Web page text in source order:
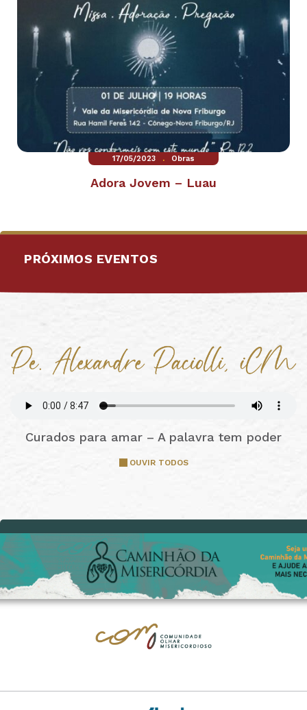
17/05/2023 . Obras
Adora Jovem – Luau
PRÓXIMOS EVENTOS
Curados para amar – A palavra tem poder
OUVIR TODOS